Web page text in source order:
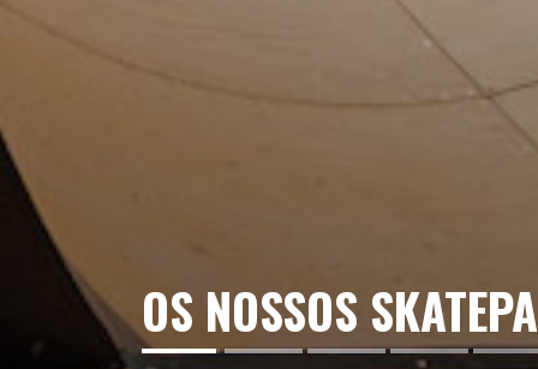
OS NOSSOS